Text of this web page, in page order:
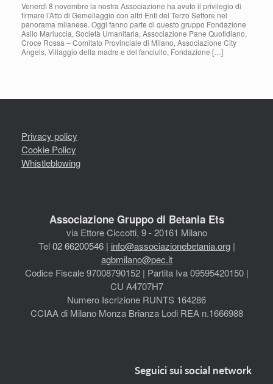
Venerdì 8 novembre la nostra Associazione ha avuto il privilegio di
firmare l’Atto di Gemellaggio con altri Enti del Terzo Settore nel
panorama milanese. Oggi fanno parte di questo gruppo Fondazione
Asilo Mariuccia, Società Umanitaria, Associazione Pane Quotidiano,
Croce Rossa – Comitato Provinciale di Milano, Associazione City
Angels, Villaggio della madre e del fanciullo, Fondazione […]
Privacy policy
Cookie Policy
Whistleblowing
Associazione Gruppo di Betania Ets
via Ettore Ciccotti, 9 - 20161 Milano
Tel02 66200546| info@associazionebetania.org|
agbmilano@pec.it
Codice Fiscale 97008790152 | Partita Iva 09595420150 |
CU A4707H7
Numero Iscrizione RUNTS 164286
CCIAA di Milano Monza Brianza Lodi REA n.1666988
Seguici sui social network